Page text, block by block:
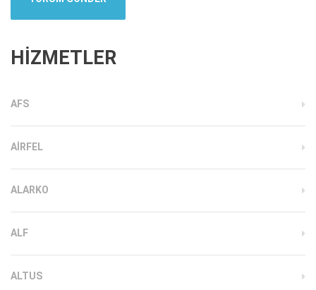
HİZMETLER
AFS
AIRFEL
ALARKO
ALF
ALTUS